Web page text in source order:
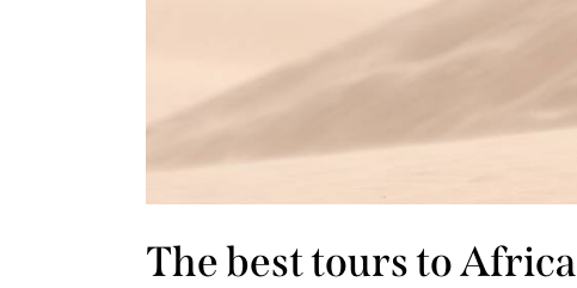
The best tours to